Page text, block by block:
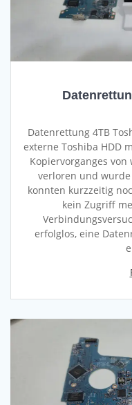
Datenrettung 4TB
externe Toshiba HDD
Kopiervorganges
verloren und
konnten kurzzeitig
kein Zugriff
erfolglos, eine